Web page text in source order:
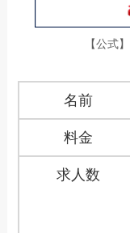
【公式】
名前
料金
求人数